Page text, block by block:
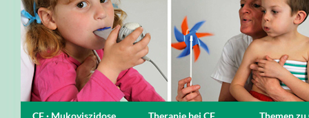
CF · Mukoviszidose Therapie bei CF Themen zu